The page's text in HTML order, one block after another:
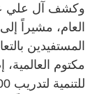
وكشف آل علي
العام، مشيراً
المستفيدين
مكتوم